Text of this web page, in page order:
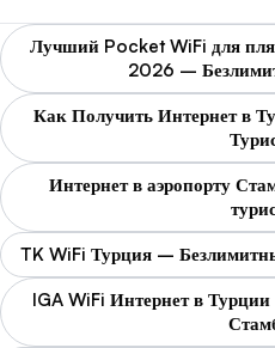
Лучший Pocket WiFi для
2026 –
Как Получить Интернет в
Интернет в аэропорту
TK WiFi Турция –
IGA WiFi Интернет в